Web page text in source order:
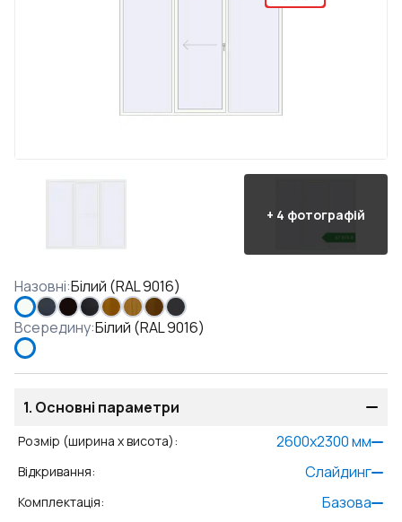
+ 4 фотографій
Назовні:Білий (RAL 9016)
Всередину:Білий (RAL 9016)
1. Основні параметри
Розмір (ширина x висота): 2600x2300мм
Відкривання: Слайдинг
Комплектація: Базова